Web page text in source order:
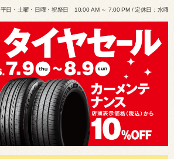
平日・土曜・日曜・祝祭日 10:00 AM ～ 7:00 PM / 定休日：水曜